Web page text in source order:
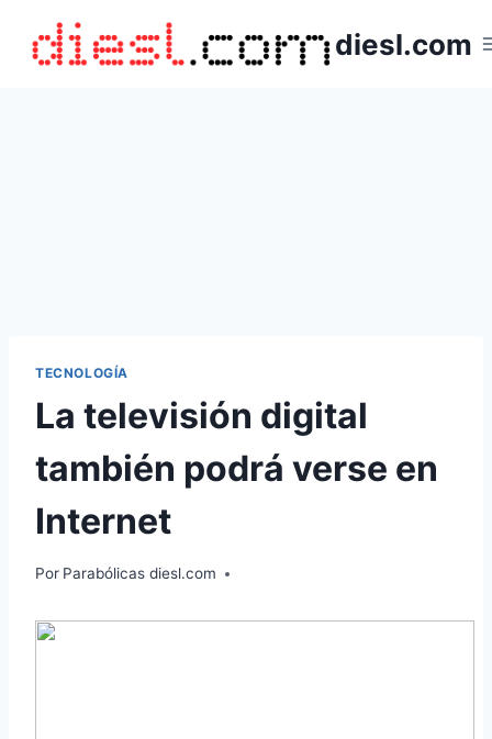
contenido
diesl.com
TECNOLOGÍA
La televisión digital
también podrá verse en
Internet
Por Parabólicas diesl.com